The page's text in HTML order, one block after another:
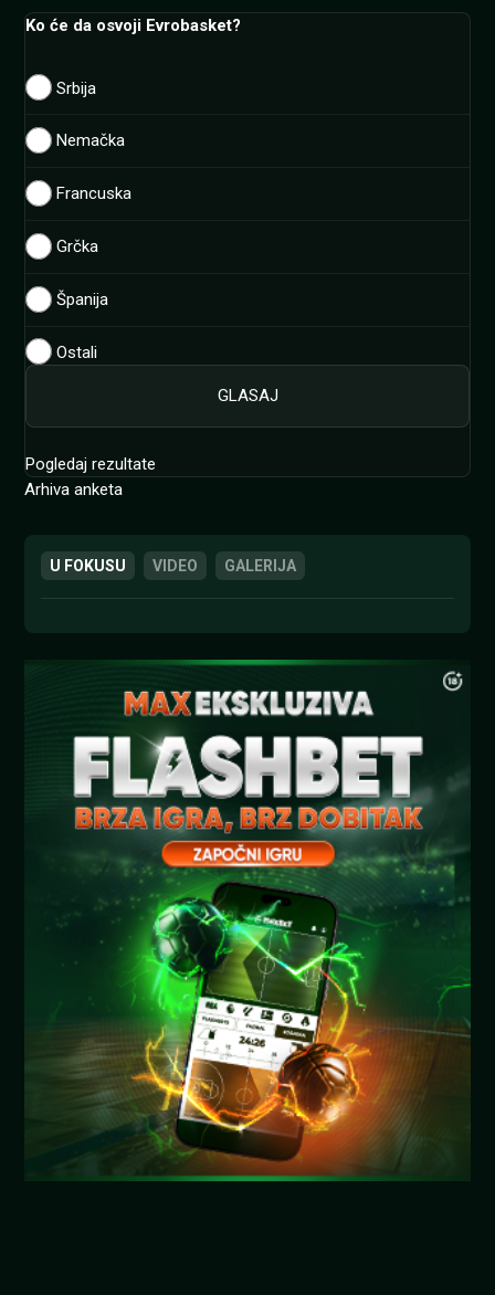
Ko će da osvoji Evrobasket?
Srbija
Nemačka
Francuska
Grčka
Španija
Ostali
Pogledaj rezultate
Arhiva anketa
U FOKUSU VIDEO GALERIJA